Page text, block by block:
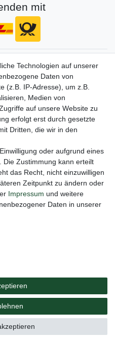
mit
auf dem Laufenden
NACHNAME
gelesen habe. Meine
** Hierbei handelt es sich um ein Pflichtfeld.
Bedienungsanleitung
vorbehalten.
Technologien auf unserer
Daten von
(z.B. IP-Adresse), um z.B.
Medien von
auf unsere Website zu
erfolgt erst durch gesetzte
Dritten, die wir in den
oder aufgrund eines
Die Zustimmung kann erteilt
das Recht, nicht einzuwilligen
Zeitpunkt zu ändern oder
Impressum und weitere
Daten in unserer